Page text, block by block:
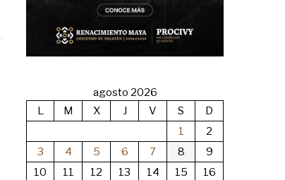
agosto 2026
L
M X J V S
D
1
2
3
4 5 6 7 8
9
10
11 12 13 14 15
16